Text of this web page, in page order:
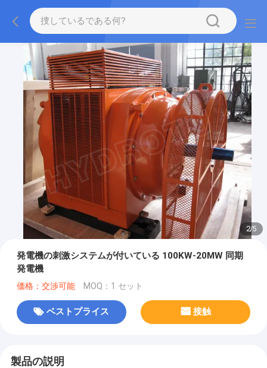
2/5
発電機の刺激システムが付いている 100KW-20MW 同期
発電機
価格：交渉可能 MOQ：1 セット
ベストプライス 接触
製品の説明